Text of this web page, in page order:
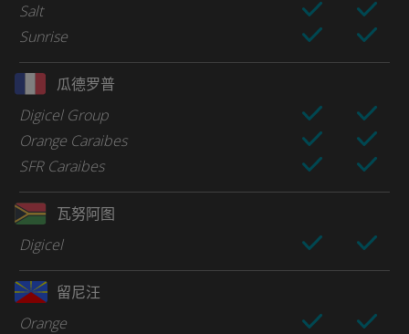
Salt
Sunrise
瓜德罗普
Digicel Group
Orange Caraibes
SFR Caraibes
瓦努阿图
Digicel
留尼汪
Orange